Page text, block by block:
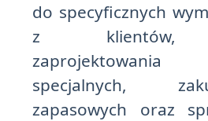
do specyficznych
z klientów,
specjalnych,
zapasowych oraz